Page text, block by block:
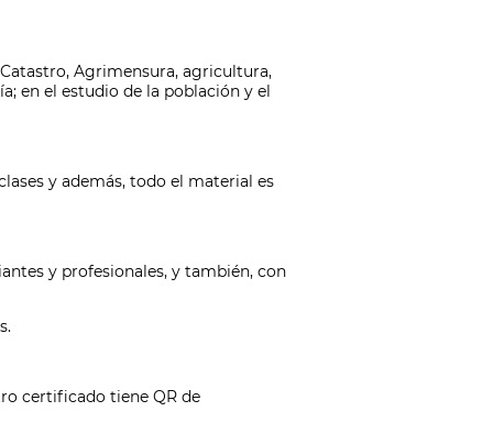
Agrimensura, agricultura,
en el estudio de la población y el
y además, todo el material es
y profesionales, y también, con
certificado tiene QR de